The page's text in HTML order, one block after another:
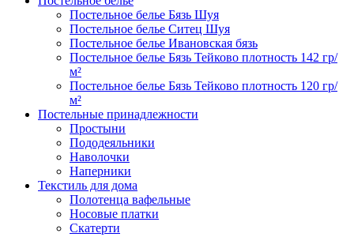
Постельное белье Бязь Шуя
Постельное белье Ситец Шуя
Постельное белье Ивановская бязь
Постельное белье Бязь Тейково плотность 142 гр/
м²
Постельное белье Бязь Тейково плотность 120 гр/
м²
Постельные принадлежности
Простыни
Пододеяльники
Наволочки
Наперники
Текстиль для дома
Полотенца вафельные
Носовые платки
Скатерти